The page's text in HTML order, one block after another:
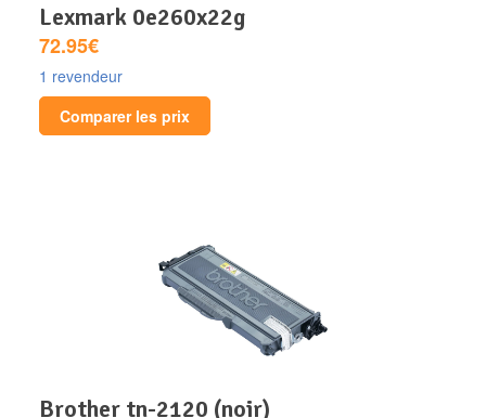
lexmark 0e260x22g
72.95€
1 revendeur
Comparer les prix
brother tn-2120 (noir)